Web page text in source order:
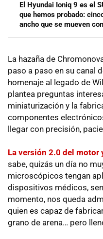
El Hyundai Ioniq 9 es el
que hemos probado:
ancho que se mueven
La hazaña de
paso a paso en su canal
homenaje al legado de
plantea preguntas
miniaturización y la
componentes
llegar con precisión,
La versión 2.0 del motor
sabe, quizás un día no
microscópicos tengan
dispositivos médicos,
momento, nos queda
quien es capaz de
grano de arena… pero